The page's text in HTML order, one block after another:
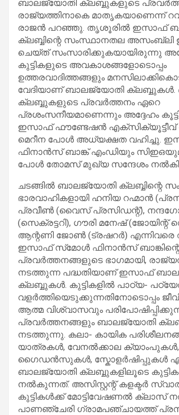
ബാലജ്യോതി ക്ലബ്ബുകളുടെ
രാജ്യത്തിനാകെ മാതൃകയാണെന്ന്
രാജൻ പറഞ്ഞു. തൃശൂരിൽ ഇസാഫ്
ക്ലബ്ബിന്റെ സംസ്ഥാനതല അസംബ്ലി
ചെയ്ത് സംസാരിക്കുകയായിരുന്നു
കുട്ടികളുടെ അവകാശങ്ങളോടൊപ്പം
ഉത്തരവാദിത്തങ്ങളും
വേദിയാണ് ബാലജ്യോതി
ക്ലബ്ബുകളുടെ പ്രവർത്തനം ഏറെ
പ്രശംസനീയമാണെന്നും അദ്ദേഹം
ഇസാഫ് ഫൗണ്ടേഷൻ എക്സിക്യൂട്ടീവ്
മെറീന പോൾ അധ്യക്ഷത വഹിച്ചു.
ഫിനാൻസ് ബാങ്ക് എംഡിയും
പോൾ തോമസ് മുഖ്യ സന്ദേശം നൽകി.
ചടങ്ങിൽ ബാലജ്യോതി ക്ലബ്ബിന്റെ
ഭാരവാഹികളായി ഹനിയ റഹ്മാൻ
പ്രവീൺ (വൈസ് പ്രസിഡന്റ്),
(സെക്രട്ടറി), ഗൗരി മനേഷ് (ജോയിന്റ്
ആന്റണി ജോൺ (ട്രഷറർ) എന്നിവരെ
ഇസാഫ് സ്‌മോൾ ഫിനാൻസ്
പ്രവർത്തനങ്ങളുടെ ഭാഗമായി,
നടത്തുന്ന പദ്ധതിയാണ് ഇസാഫ്
ക്ലബ്ബുകൾ. കുട്ടികളിൽ പാഠ്യ-
വളർത്തിയെടുക്കുന്നതിനോടൊപ്പം
ആത്മ വിശ്വാസവും
പ്രവർത്തനങ്ങളും ബാലജ്യോതി
നടത്തുന്നു. കലാ- കായിക
യാത്രകൾ, വേനൽക്കാല ക്യാംപുകൾ,
ഗൈഡൻസുകൾ, സ്കോളർഷിപ്പുകൾ
ബാലജ്യോതി ക്ലബ്ബുകളിലൂടെ
നൽകുന്നത്. അസിസ്റ്റന്റ് കളക്ടർ
കുട്ടികൾക്ക് മോട്ടിവേഷണൽ ക്ലാസ്
പാണഞ്ചേരി ഗ്രാമപഞ്ചായത്ത്